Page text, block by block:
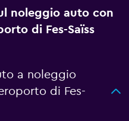
noleggio auto con
di Fes-Saïss
a noleggio
di Fes-